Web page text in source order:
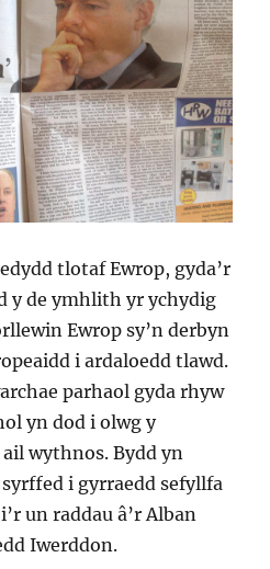
tlotaf Ewrop, gyda’r
y de ymhlith yr ychydig
Ewrop sy’n derbyn
i ardaloedd tlawd.
parhaol gyda rhyw
yn dod i olwg y
wythnos. Bydd yn
i gyrraedd sefyllfa
un raddau â’r Alban
Iwerddon.